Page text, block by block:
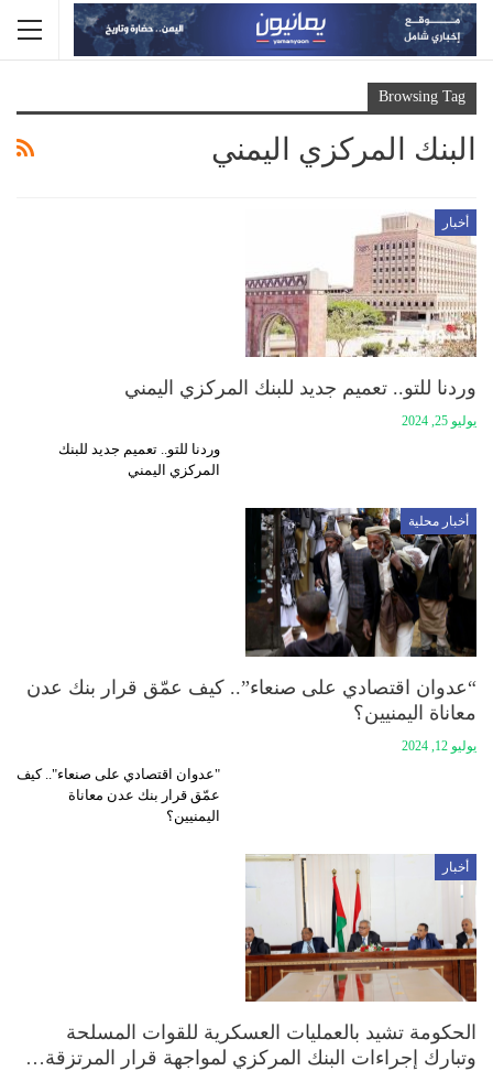
Browsing Tag
البنك المركزي اليمني
أخبار
وردنا للتو.. تعميم جديد للبنك المركزي اليمني
يوليو 25, 2024
وردنا للتو.. تعميم جديد للبنك
المركزي اليمني
أخبار محلية
“عدوان اقتصادي على صنعاء”.. كيف عمّق قرار بنك عدن
معاناة اليمنيين؟
يوليو 12, 2024
"عدوان اقتصادي على صنعاء".. كيف
عمّق قرار بنك عدن معاناة
اليمنيين؟
أخبار
الحكومة تشيد بالعمليات العسكرية للقوات المسلحة
وتبارك إجراءات البنك المركزي لمواجهة قرار المرتزقة…